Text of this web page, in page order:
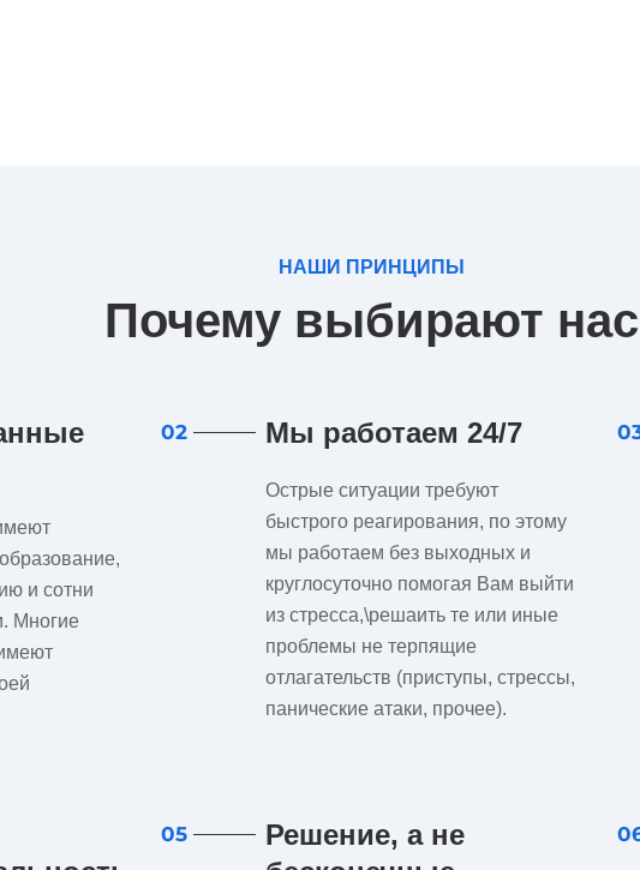
НАШИ ПРИНЦИПЫ
Почему выбирают нас
и сотни
Многие
02 Мы работаем 24/7
Острые ситуации требуют
быстрого реагирования, по этому
мы работаем без выходных и
круглосуточно помогая Вам выйти
из стресса,\решаить те или иные
проблемы не терпящие
отлагательств (приступы, стрессы,
панические атаки, прочее).
05
Решение, а не